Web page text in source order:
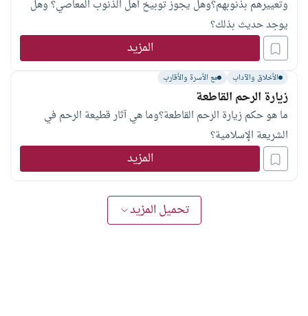
وتعييرهم بذنوبهم؟وهل يجوز توبيخ أهل الذنوب المعاصي؟ وهل
يوجد حديث بذلك؟
المزيد
الأخلاق والآداب مع الأسرة والأقارب
زيارة الرحم القاطعة
ما هو حكم زيارة الرحم القاطعة؟وما هي آثار قطيعة الرحم في
الشريعة الإسلامية؟
المزيد
تحميل المزيد